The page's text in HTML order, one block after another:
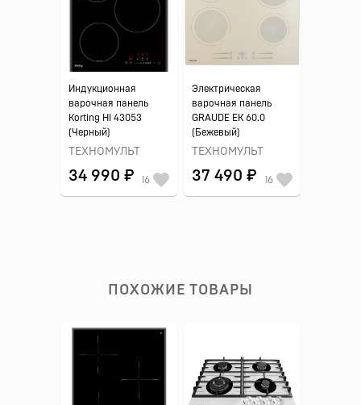
Индукционная
варочная панель
Korting HI 43053
(Черный)
ТЕХНОМУЛЬТ
34 990 ₽ 16
Электрическая
варочная панель
GRAUDE EK 60.0
(Бежевый)
ТЕХНОМУЛЬТ
37 490 ₽ 16
ПОХОЖИЕ ТОВАРЫ